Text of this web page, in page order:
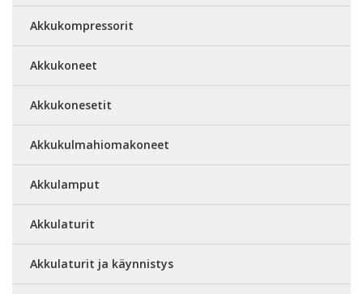
Akkukompressorit
Akkukoneet
Akkukonesetit
Akkukulmahiomakoneet
Akkulamput
Akkulaturit
Akkulaturit ja käynnistys